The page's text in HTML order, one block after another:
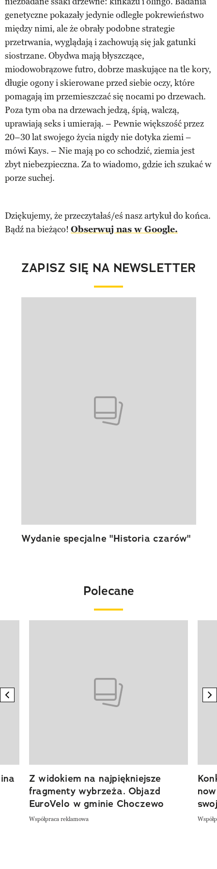
genetyczne pokazały jedynie odległe pokrewieństwo
między nimi, ale że obrały podobne strategie
przetrwania, wyglądają i zachowują się jak gatunki
siostrzane. Obydwa mają błyszczące,
miodowobrązowe futro, dobrze maskujące na tle kory,
długie ogony i skierowane przed siebie oczy, które
pomagają im przemieszczać się nocami po drzewach.
Poza tym oba na drzewach jedzą, śpią, walczą,
uprawiają seks i umierają. – Pewnie większość przez
20–30 lat swojego życia nigdy nie dotyka ziemi –
mówi Kays. – Nie mają po co schodzić, ziemia jest
zbyt niebezpieczna. Za to wiadomo, gdzie ich szukać w
porze suchej.
Dziękujemy, że przeczytałaś/eś nasz artykuł do końca.
Bądź na bieżąco! Obserwuj nas w Google.
ZAPISZ SIĘ NA NEWSLETTER
Wydanie specjalne "Historia czarów"
Polecane
previous element
Z widokiem na najpiękniejsze
fragmenty wybrzeża. Objazd
EuroVelo w gminie Choczewo
Współpraca reklamowa